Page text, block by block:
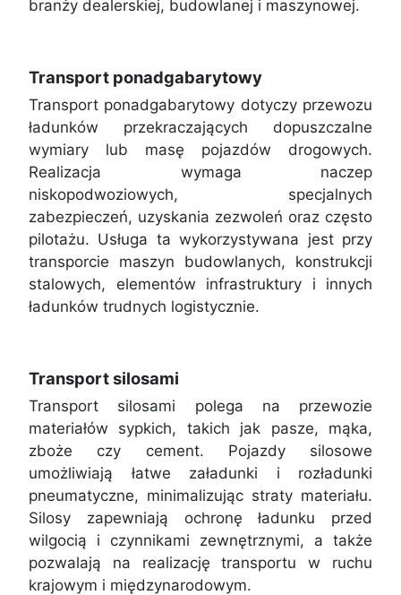
branży dealerskiej, budowlanej i maszynowej.
Transport ponadgabarytowy
Transport ponadgabarytowy dotyczy przewozu
ładunków przekraczających dopuszczalne
wymiary lub masę pojazdów drogowych.
Realizacja wymaga naczep
niskopodwoziowych, specjalnych
zabezpieczeń, uzyskania zezwoleń oraz często
pilotażu. Usługa ta wykorzystywana jest przy
transporcie maszyn budowlanych, konstrukcji
stalowych, elementów infrastruktury i innych
ładunków trudnych logistycznie.
Transport silosami
Transport silosami polega na przewozie
materiałów sypkich, takich jak pasze, mąka,
zboże czy cement. Pojazdy silosowe
umożliwiają łatwe załadunki i rozładunki
pneumatyczne, minimalizując straty materiału.
Silosy zapewniają ochronę ładunku przed
wilgocią i czynnikami zewnętrznymi, a także
pozwalają na realizację transportu w ruchu
krajowym i międzynarodowym.